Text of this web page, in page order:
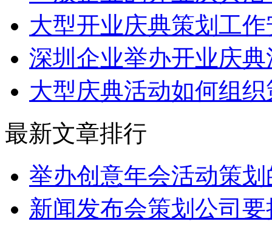
大型开业庆典策划工
深圳企业举办开业庆
大型庆典活动如何组
最新文章排行
举办创意年会活动策
新闻发布会策划公司